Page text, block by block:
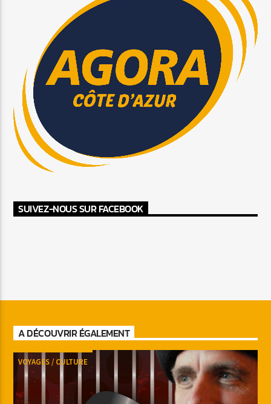
SUIVEZ-NOUS SUR FACEBOOK
A DÉCOUVRIR ÉGALEMENT
VOYAGES / CULTURE